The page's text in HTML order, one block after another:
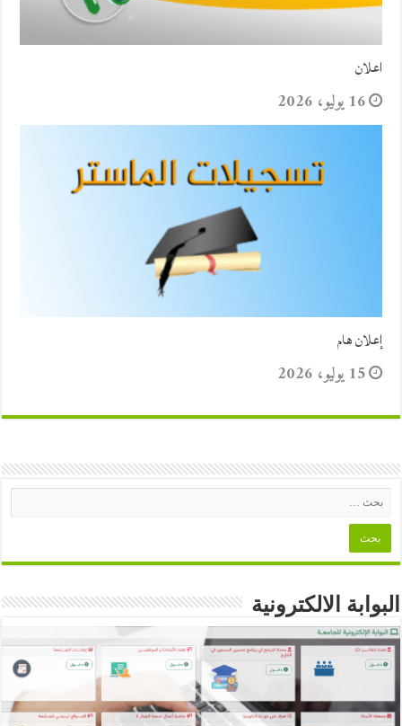
اعلان
16 يوليو، 2026
إعلان هام
15 يوليو، 2026
البوابة الالكترونية